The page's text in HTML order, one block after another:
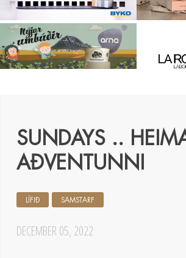
SUNDAYS ..
AÐVENTUNNI
DECEMBER 05, 2022
LÍFIÐ SAMSTARF